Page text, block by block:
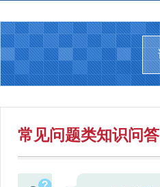
常见问题类知识问答